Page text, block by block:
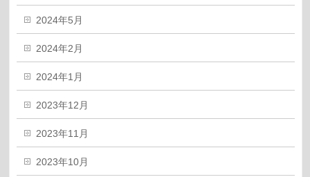
2024年5月
2024年2月
2024年1月
2023年12月
2023年11月
2023年10月